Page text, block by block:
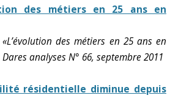
des métiers en 25 ans en
«L’évolution des métiers en 25 ans en
Dares analyses N° 66, septembre 2011
résidentielle diminue depuis